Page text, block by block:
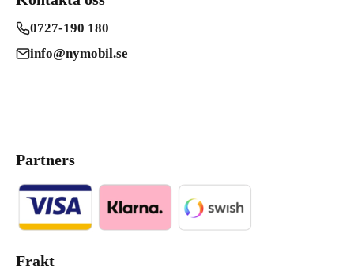
0727-190 180
info@nymobil.se
Partners
Frakt